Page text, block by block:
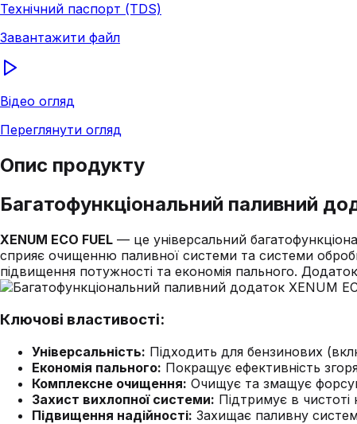
Технічний паспорт (TDS)
Завантажити файл
Відео огляд
Переглянути огляд
Опис продукту
Багатофункціональний паливний
XENUM ECO FUEL — це універсальний
сприяє очищенню паливної системи та системи
підвищення потужності та економія пального.
Ключові властивості:
Універсальність: Підходить для бензинових
Економія пального: Покращує ефективність
Комплексне очищення: Очищує та змащує
Захист вихлопної системи: Підтримує в чистоті
Підвищення надійності: Захищає паливну